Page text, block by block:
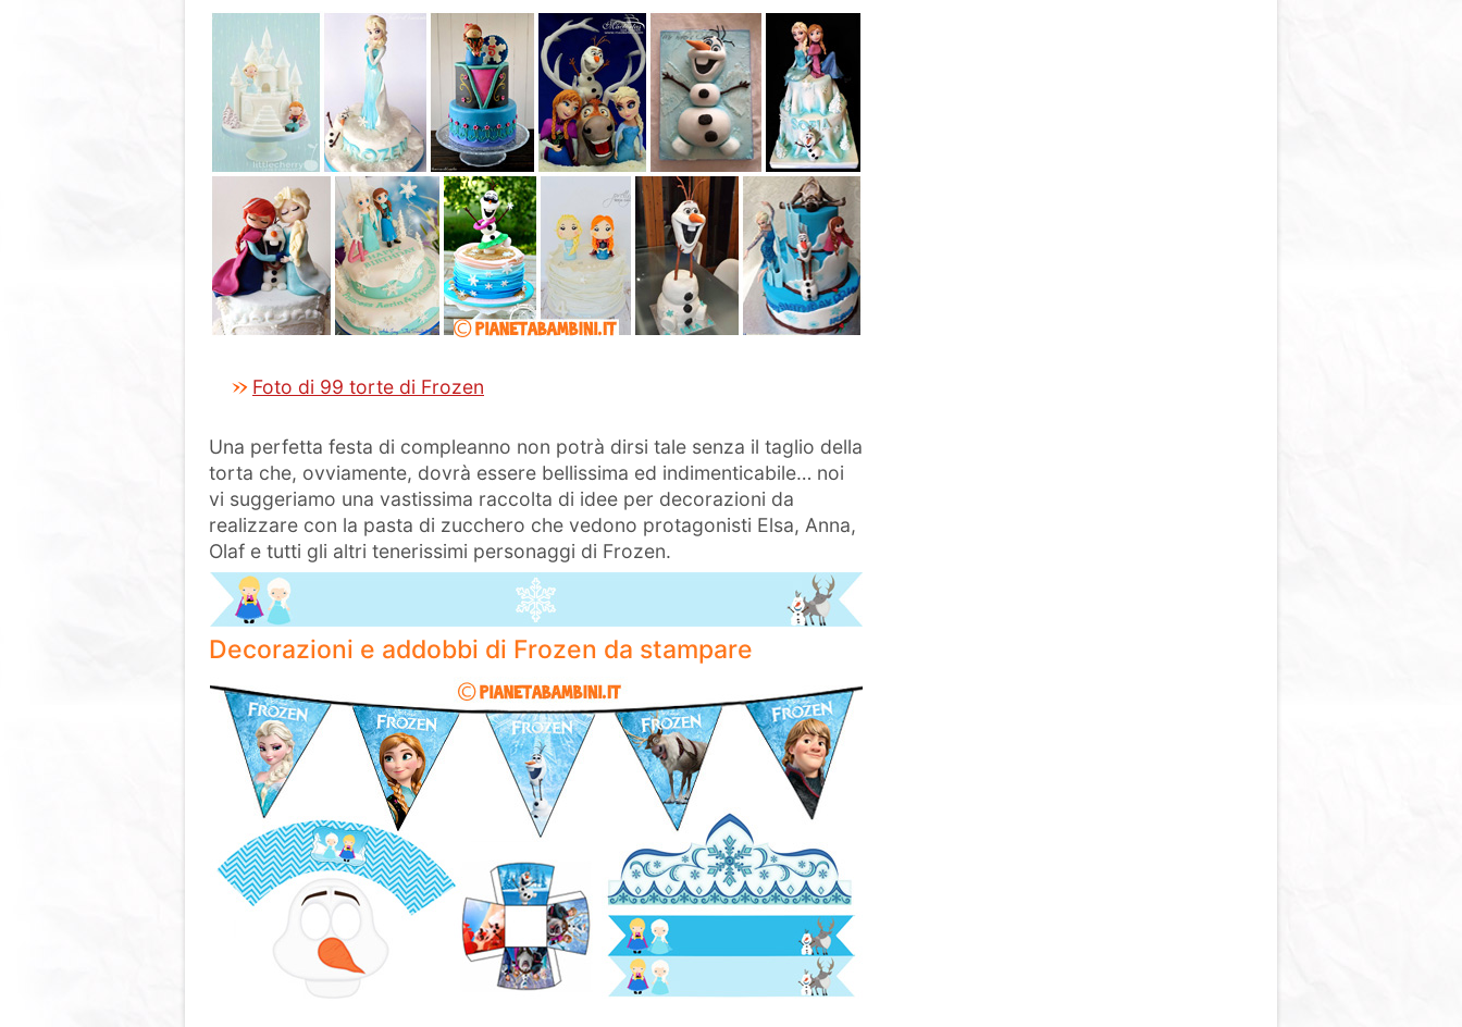
Foto di 99 torte di Frozen
Una perfetta festa di compleanno non potrà dirsi tale senza il taglio della
torta che, ovviamente, dovrà essere bellissima ed indimenticabile… noi
vi suggeriamo una vastissima raccolta di idee per decorazioni da
realizzare con la pasta di zucchero che vedono protagonisti Elsa, Anna,
Olaf e tutti gli altri tenerissimi personaggi di Frozen.
Decorazioni e addobbi di Frozen da stampare